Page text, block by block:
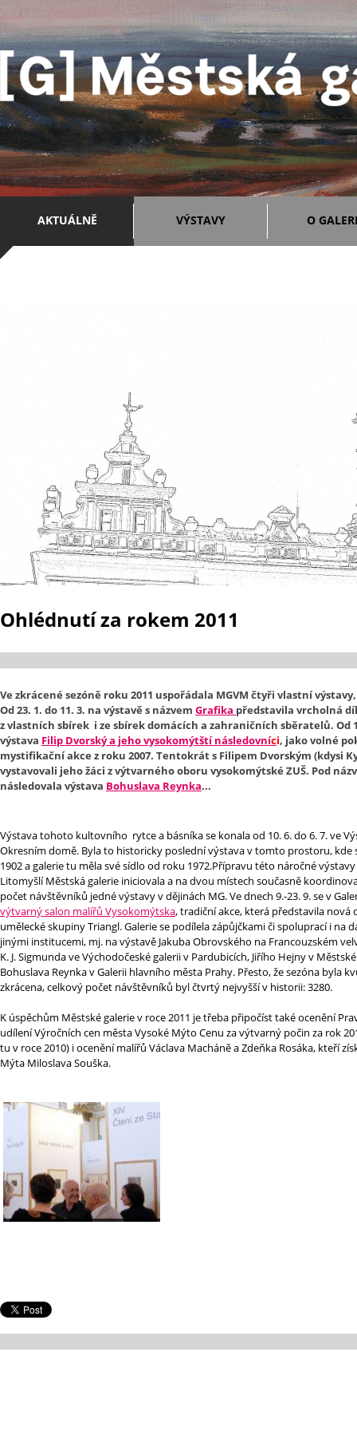
AKTUÁLNĚ VÝSTAVY O
Ohlédnutí za rokem 2011
Ve zkrácené sezóně roku 2011 uspořádala MGVM čtyři vlastní
Od 23. 1. do 11. 3. na výstavě s názvem Grafika představila vrcholná
z vlastních sbírek i ze sbírek domácích a zahraničních sběratelů. Od
výstava Filip Dvorský a jeho vysokomýtští následovníci, jako volné
mystifikační akce z roku 2007. Tentokrát s Filipem Dvorským (kdysi
vystavovali jeho žáci z výtvarného oboru vysokomýtské ZUŠ. Pod
následovala výstava Bohuslava Reynka...
Výstava tohoto kultovního rytce a básníka se konala od 10. 6. do 6. 7. ve
Okresním domě. Byla to historicky poslední výstava v tomto prostoru, kde
1902 a galerie tu měla své sídlo od roku 1972.Přípravu této náročné
Litomyšlí Městská galerie iniciovala a na dvou místech současně
počet návštěvníků jedné výstavy v dějinách MG. Ve dnech 9.-23. 9. se v
výtvarný salon malířů Vysokomýtska, tradiční akce, která představila
umělecké skupiny Triangl. Galerie se podílela zápůjčkami či spoluprací i na
jinými institucemi, mj. na výstavě Jakuba Obrovského na Francouzském
K. J. Sigmunda ve Východočeské galerii v Pardubicích, Jiřího Hejny v
Bohuslava Reynka v Galerii hlavního města Prahy. Přesto, že sezóna byla
zkrácena, celkový počet návštěvníků byl čtvrtý nejvyšší v historii: 3280.
K úspěchům Městské galerie v roce 2011 je třeba připočíst také ocenění
udílení Výročních cen města Vysoké Mýto Cenu za výtvarný počin za rok
tu v roce 2010) i ocenění malířů Václava Macháně a Zdeňka Rosáka, kteří
Mýta Miloslava Souška.